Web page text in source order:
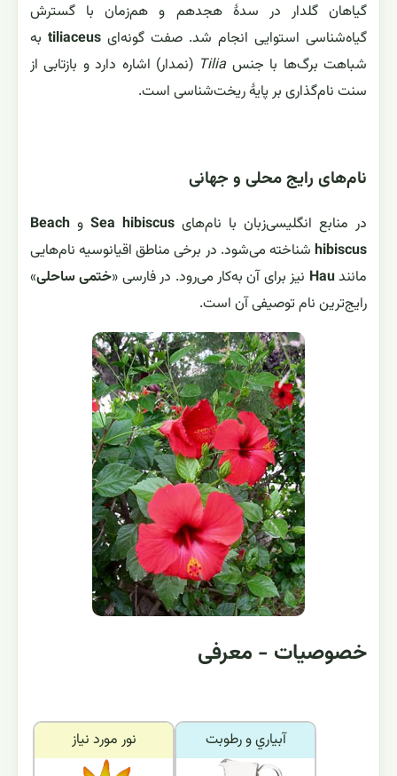
گیاهان گلدار در سدهٔ هجدهم و هم‌زمان با گسترش
گیاه‌شناسی استوایی انجام شد. صفت گونه‌ایtiliaceus به
شباهت برگ‌ها با جنس Tilia (نمدار) اشاره دارد و بازتابی از
سنت نام‌گذاری بر پایهٔ ریخت‌شناسی است.
نام‌های رایج محلی و جهانی
در منابع انگلیسی‌زبان با نام‌های Sea hibiscus وBeach
hibiscusشناخته می‌شود. در برخی مناطق اقیانوسیه نام‌هایی
مانندHau نیز برای آن به‌کار می‌رود. در فارسی «ختمی ساحلی»
رایج‌ترین نام توصیفی آن است.
خصوصیات - معرفی
نور مورد نياز آبياري و رطوبت